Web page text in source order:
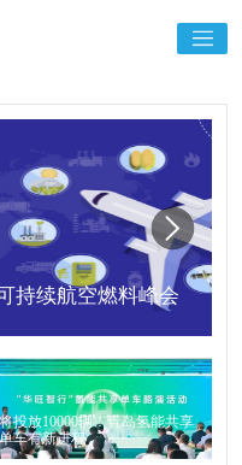
持续航空燃料峰会
将投放10000辆！青岛氢能共享
单车有新进程